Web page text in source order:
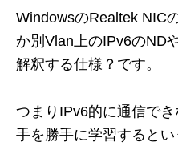
WindowsのRealtek NIC
か別Vlan上のIPv6のND
解釈する仕様？です。
つまりIPv6的に通信で
手を勝手に学習すると